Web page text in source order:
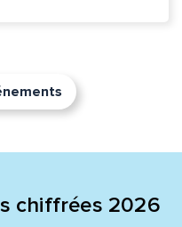
chiffrées 2026